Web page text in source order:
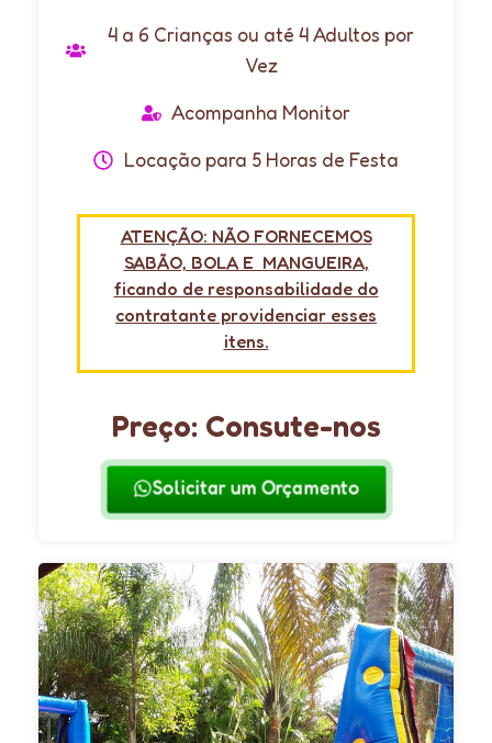
4 a 6 Crianças ou até 4 Adultos por
Vez
Acompanha Monitor
Locação para 5 Horas de Festa
ATENÇÃO: NÃO FORNECEMOS
SABÃO, BOLA E MANGUEIRA,
ficando de responsabilidade do
contratante providenciar esses
itens.
Preço: Consute-nos
Solicitar um Orçamento